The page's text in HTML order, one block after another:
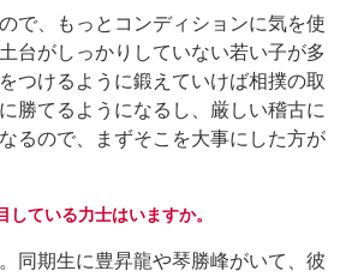
で、もっとコンディションに気を使
台がしっかりしていない若い子が多
つけるように鍛えていけば相撲の取
勝てるようになるし、厳しい稽古に
るので、まずそこを大事にした方が
している力士はいますか。
同期生に豊昇龍や琴勝峰がいて、彼